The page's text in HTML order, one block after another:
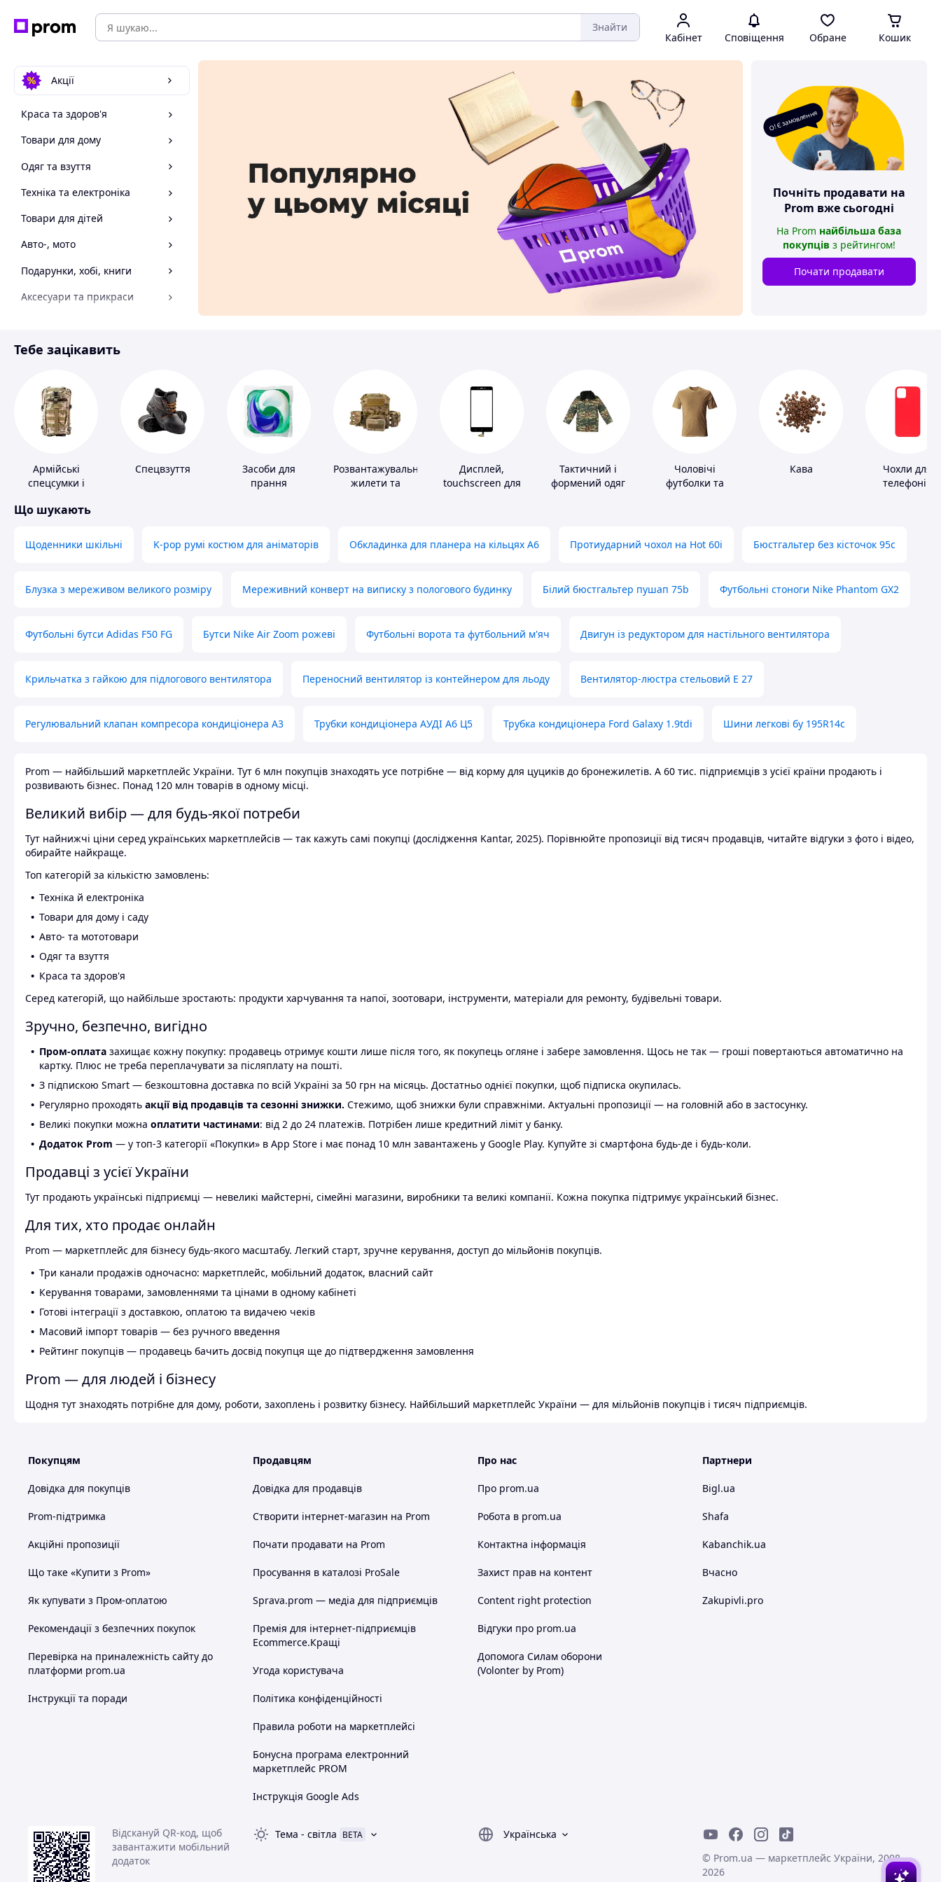
Знайти
Кабінет Сповіщення Обране Кошик
Акції
Краса та здоров'я
Товари для дому
Одяг та взуття
Техніка та електроніка
Товари для дітей
Авто-, мото
Подарунки, хобі, книги
Аксесуари та прикраси
Спорт і відпочинок
О! Є замовлення
Почніть продавати на
Prom вже сьогодні
На Prom найбільша база
покупців з рейтингом!
Почати продавати
Тебе зацікавить
Армійські
спецсумки і
Спецвзуття
Засоби для
прання
Розвантажувальні
жилети та
Дисплей,
touchscreen для
Тактичний і
формений одяг
Чоловічі
футболки та
Кава
Чохли для
телефонів
Що шукають
Щоденники шкільні K-pop румі костюм для аніматорів Обкладинка для планера на кільцях А6 Протиударний чохол на Hot 60i Бюстгальтер без кісточок 95с
Блузка з мереживом великого розміру Мереживний конверт на виписку з пологового будинку Білий бюстгальтер пушап 75b Футбольні стоноги Nike Phantom GX2
Футбольні бутси Adidas F50 FG Бутси Nike Air Zoom рожеві Футбольні ворота та футбольний м'яч Двигун із редуктором для настільного вентилятора
Крильчатка з гайкою для підлогового вентилятора Переносний вентилятор із контейнером для льоду Вентилятор-люстра стельовий E 27
Регулювальний клапан компресора кондиціонера А3 Трубки кондиціонера АУДІ А6 Ц5 Трубка кондиціонера Ford Galaxy 1.9tdi Шини легкові бу 195R14c
Prom — найбільший маркетплейс України. Тут 6 млн покупців знаходять усе потрібне — від корму для цуциків до бронежилетів. А 60 тис. підприємців з усієї країни продають і
розвивають бізнес. Понад 120 млн товарів в одному місці.
Великий вибір — для будь-якої потреби
Тут найнижчі ціни серед українських маркетплейсів — так кажуть самі покупці (дослідження Kantar, 2025). Порівнюйте пропозиції від тисяч продавців, читайте відгуки з фото і відео,
обирайте найкраще.
Топ категорій за кількістю замовлень:
Техніка й електроніка
Товари для дому і саду
Авто- та мототовари
Одяг та взуття
Краса та здоров'я
Серед категорій, що найбільше зростають: продукти харчування та напої, зоотовари, інструменти, матеріали для ремонту, будівельні товари.
Зручно, безпечно, вигідно
Пром-оплата захищає кожну покупку: продавець отримує кошти лише після того, як покупець огляне і забере замовлення. Щось не так — гроші повертаються автоматично на
картку. Плюс не треба переплачувати за післяплату на пошті.
З підпискою Smart — безкоштовна доставка по всій Україні за 50 грн на місяць. Достатньо однієї покупки, щоб підписка окупилась.
Регулярно проходять акції від продавців та сезонні знижки. Стежимо, щоб знижки були справжніми. Актуальні пропозиції — на головній або в застосунку.
Великі покупки можна оплатити частинами: від 2 до 24 платежів. Потрібен лише кредитний ліміт у банку.
Додаток Prom — у топ-3 категорії «Покупки» в App Store і має понад 10 млн завантажень у Google Play. Купуйте зі смартфона будь-де і будь-коли.
Продавці з усієї України
Тут продають українські підприємці — невеликі майстерні, сімейні магазини, виробники та великі компанії. Кожна покупка підтримує український бізнес.
Для тих, хто продає онлайн
Prom — маркетплейс для бізнесу будь-якого масштабу. Легкий старт, зручне керування, доступ до мільйонів покупців.
Три канали продажів одночасно: маркетплейс, мобільний додаток, власний сайт
Керування товарами, замовленнями та цінами в одному кабінеті
Готові інтеграції з доставкою, оплатою та видачею чеків
Масовий імпорт товарів — без ручного введення
Рейтинг покупців — продавець бачить досвід покупця ще до підтвердження замовлення
Prom — для людей і бізнесу
Щодня тут знаходять потрібне для дому, роботи, захоплень і розвитку бізнесу. Найбільший маркетплейс України — для мільйонів покупців і тисяч підприємців.
Покупцям
Довідка для покупців
Prom-підтримка
Акційні пропозиції
Що таке «Купити з Prom»
Як купувати з Пром-оплатою
Рекомендації з безпечних покупок
Перевірка на приналежність сайту до
платформи prom.ua
Інструкції та поради
Продавцям
Довідка для продавців
Створити інтернет-магазин на Prom
Почати продавати на Prom
Просування в каталозі ProSale
Sprava.prom — медіа для підприємців
Премія для інтернет-підприємців
Ecommerce.Кращі
Угода користувача
Політика конфіденційності
Правила роботи на маркетплейсі
Бонусна програма електронний
маркетплейс PROM
Інструкція Google Ads
Про нас
Про prom.ua
Робота в prom.ua
Контактна інформація
Захист прав на контент
Content right protection
Відгуки про prom.ua
Допомога Силам оборони
(Volonter by Prom)
Партнери
Bigl.ua
Shafa
Kabanchik.ua
Вчасно
Zakupivli.pro
Відскануй QR-код, щоб
завантажити мобільний
додаток
Тема - світла BETA
Українська
© Prom.ua — маркетплейс України, 2008-
2026